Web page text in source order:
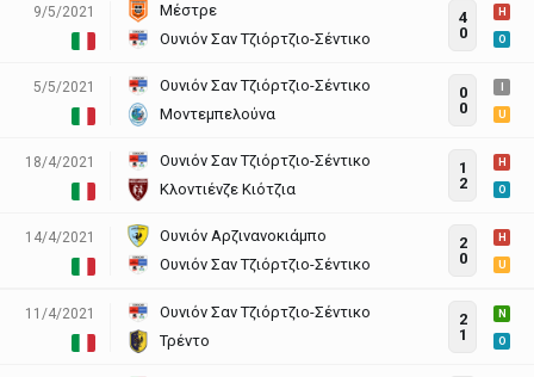
9/5/2021
Μέστρε
Ουνιόν Σαν Τζιόρτζιο-Σέντικο
4
0
H
O
5/5/2021
Ουνιόν Σαν Τζιόρτζιο-Σέντικο
Μοντεμπελούνα
0
0
U
18/4/2021
Ουνιόν Σαν Τζιόρτζιο-Σέντικο
Κλοντιένζε Κιότζια
1
2
H
O
14/4/2021
Ουνιόν Αρζινανοκιάμπο
Ουνιόν Σαν Τζιόρτζιο-Σέντικο
2
0
H
U
11/4/2021
Ουνιόν Σαν Τζιόρτζιο-Σέντικο
Τρέντο
2
1
N
O